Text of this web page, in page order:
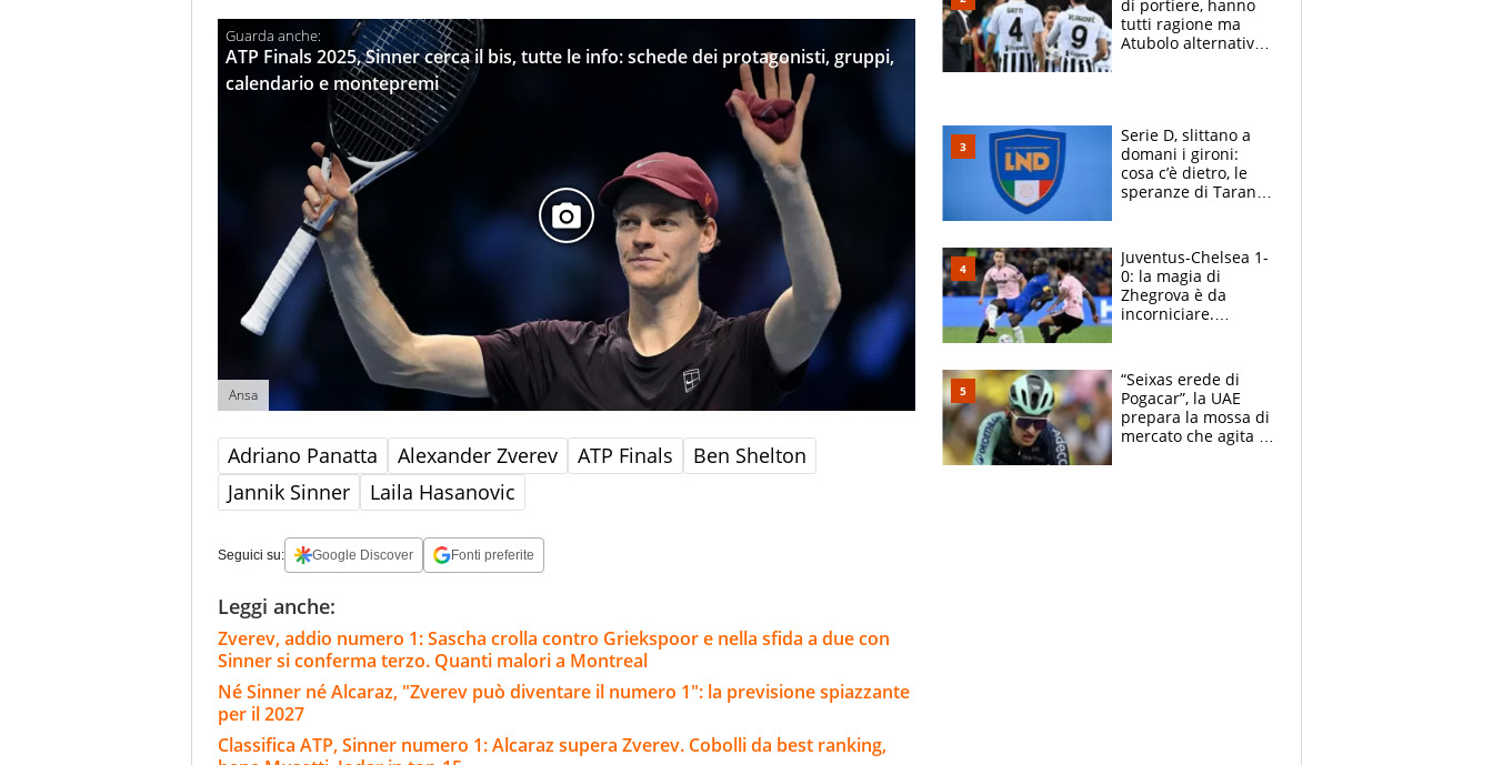
ATP Finals 2025, Sinner cerca il bis, tutte le info: schede dei protagonisti, gruppi,
calendario e montepremi
Ansa
Adriano Panatta Alexander Zverev ATP Finals
Ben Shelton
Jannik Sinner
Laila Hasanovic
Seguici su: Google Discover Fonti preferite
Leggi anche:
Zverev, addio numero 1: Sascha crolla contro Griekspoor e nella sfida a due con
Sinner si conferma terzo. Quanti malori a Montreal
Né Sinner né Alcaraz, "Zverev può diventare il numero 1": la previsione spiazzante
per il 2027
Classifica ATP, Sinner numero 1: Alcaraz supera Zverev. Cobolli da best ranking,
di portiere, hanno
tutti ragione ma
Atubolo alternativa
Serie D, slittano a
domani i gironi:
cosa c’è dietro, le
speranze di Taranto
Juventus-Chelsea 1-
0: la magia di
Zhegrova è da
incorniciare.
ancora, la porta
inviolata
“Seixas erede di
Pogacar”, la UAE
prepara la mossa di
mercato che agita la